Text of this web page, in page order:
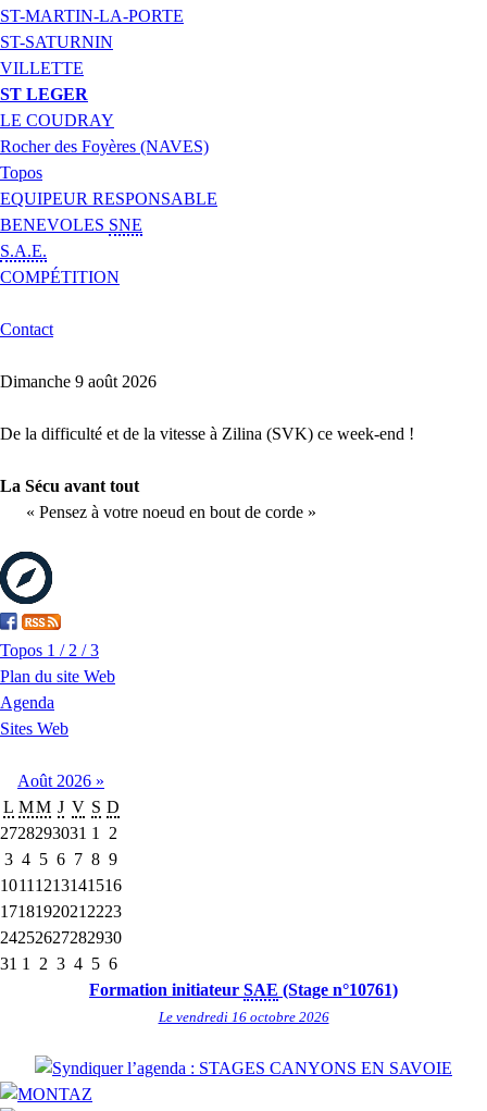
ST-MARTIN-LA-PORTE
ST-SATURNIN
VILLETTE
ST LEGER
LE COUDRAY
Rocher des Foyères (NAVES)
Topos
EQUIPEUR RESPONSABLE
BENEVOLES SNE
S.A.E.
COMPÉTITION
Contact
Dimanche 9 août 2026
De la difficulté et de la vitesse à Zilina (SVK) ce week-end !
La Sécu avant tout
« Pensez à votre noeud en bout de corde »
Topos 1 / 2 / 3
Plan du site Web
Agenda
Sites Web
Août 2026 »
L MM J V S D
2728293031 1
2
3 4 5 6 7 8 9
1011 1213141516
1718192021 2223
24252627282930
31 1 2 3 4 5 6
Formation initiateur SAE (Stage n°10761)
Le vendredi 16 octobre 2026